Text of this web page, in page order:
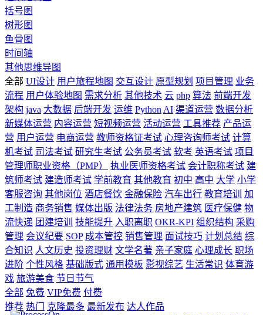
括号图
树形图
鱼骨图
时间轴
其他思维导图
全部 UI设计 用户旅程地图 交互设计 原型规划 项目管理 业务
流程 用户体验地图 需求分析 其他技术 云 php 算法 前端开发
架构 java 大数据 后端开发 运维 Python AI 渠道运营 数据分析
新媒体运营 内容运营 短视频运营 活动运营 工具推荐 产品运
营 用户运营 电商运营 教师资格证考试 心理咨询师考试 计算
机考试 司法考试 研究生考试 公务员考试 软考 英语考试 项目
管理师职业资格（PMP）
执业医师资格考试 会计职称考试 建
筑师考试 建造师考试 学前教育 其他教育 初中 高中 大学 小学
客服咨询 其他岗位 酒店餐饮 金融保险 汽车出行 教育培训
加
工制造 商务销售 媒体出版 法律法务 房地产建筑 医疗保健 物
流快递 团建培训 技能提升 入职离职 OKR-KPI 组织结构 采购
管理 会议纪要 SOP 成本管控 销售管理 面试技巧 计划总结 综
合知识 人文历史 投资理财 文学名著 亲子家庭 心理成长 职场
进阶 个性风格 基础版式 通用模板 影视综艺 生活常识 体育游
戏 旅游美食 节日节气
全部 免费 VIP免费 付费
推荐 热门 克隆最多 最新发布 达人作品